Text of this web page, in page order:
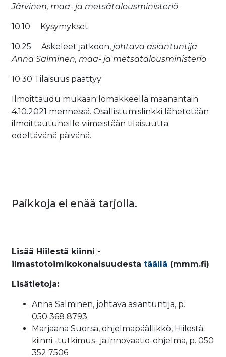
Järvinen, maa- ja metsätalousministeriö
10.10 Kysymykset
10.25 Askeleet jatkoon, johtava asiantuntija
Anna Salminen, maa- ja metsätalousministeriö
10.30 Tilaisuus päättyy
Ilmoittaudu mukaan lomakkeella maanantain
4.10.2021 mennessä. Osallistumislinkki lähetetään
ilmoittautuneille viimeistään tilaisuutta
edeltävänä päivänä.
Paikkoja ei enää tarjolla.
Lisää Hiilestä kiinni -
ilmastotoimikokonaisuudesta täällä (mmm.fi)
Lisätietoja:
Anna Salminen, johtava asiantuntija, p.
050 368 8793
Marjaana Suorsa, ohjelmapäällikkö, Hiilestä
kiinni -tutkimus- ja innovaatio-ohjelma, p. 050
352 7506